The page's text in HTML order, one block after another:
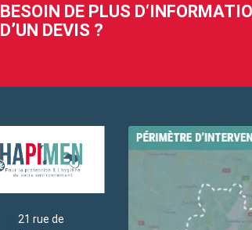
BESOIN DE PLUS
D’UN DEVIS ?
21 rue de